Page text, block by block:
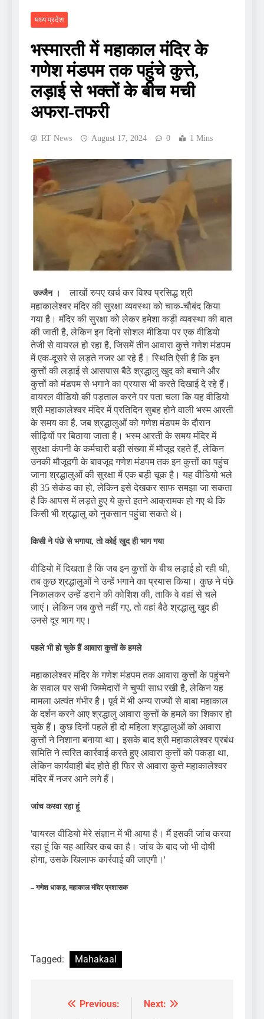
मध्य प्रदेश
भस्मारती में महाकाल मंदिर के
गणेश मंडपम तक पहुंचे कुत्ते,
लड़ाई से भक्तों के बीच मची
अफरा-तफरी
RT News August 17, 2024 0 1 Mins
उज्जैन ।
लाखों रुपए खर्च कर विश्व प्रसिद्ध श्री
महाकालेश्वर मंदिर की सुरक्षा व्यवस्था को चाक-चौबंद किया
गया है। मंदिर की सुरक्षा को लेकर हमेशा कड़ी व्यवस्था की बात
की जाती है, लेकिन इन दिनों सोशल मीडिया पर एक वीडियो
तेजी से वायरल हो रहा है, जिसमें तीन आवारा कुत्ते गणेश मंडपम
में एक-दूसरे से लड़ते नजर आ रहे हैं। स्थिति ऐसी है कि इन
कुत्तों की लड़ाई से आसपास बैठे श्रद्धालु खुद को बचाने और
कुत्तों को मंडपम से भगाने का प्रयास भी करते दिखाई दे रहे हैं।
वायरल वीडियो की पड़ताल करने पर पता चला कि यह वीडियो
श्री महाकालेश्वर मंदिर में प्रतिदिन सुबह होने वाली भस्म आरती
के समय का है, जब श्रद्धालुओं को गणेश मंडपम के दौरान
सीढ़ियों पर बिठाया जाता है। भस्म आरती के समय मंदिर में
सुरक्षा कंपनी के कर्मचारी बड़ी संख्या में मौजूद रहते हैं, लेकिन
उनकी मौजूदगी के बावजूद गणेश मंडपम तक इन कुत्तों का पहुंच
जाना श्रद्धालुओं की सुरक्षा में एक बड़ी चूक है। यह वीडियो भले
ही 35 सेकंड का हो, लेकिन इसे देखकर साफ समझा जा सकता
है कि आपस में लड़ते हुए ये कुत्ते इतने आक्रामक हो गए थे कि
किसी भी श्रद्धालु को नुकसान पहुंचा सकते थे।
किसी ने पंछे से भगाया, तो कोई खुद ही भाग गया
वीडियो में दिखता है कि जब इन कुत्तों के बीच लड़ाई हो रही थी,
तब कुछ श्रद्धालुओं ने उन्हें भगाने का प्रयास किया। कुछ ने पंछे
निकालकर उन्हें डराने की कोशिश की, ताकि वे वहां से चले
जाएं। लेकिन जब कुत्ते नहीं गए, तो वहां बैठे श्रद्धालु खुद ही
उनसे दूर भाग गए।
पहले भी हो चुके हैं आवारा कुत्तों के हमले
महाकालेश्वर मंदिर के गणेश मंडपम तक आवारा कुत्तों के पहुंचने
के सवाल पर सभी जिम्मेदारों ने चुप्पी साध रखी है, लेकिन यह
मामला अत्यंत गंभीर है। पूर्व में भी अन्य राज्यों से बाबा महाकाल
के दर्शन करने आए श्रद्धालु आवारा कुत्तों के हमले का शिकार हो
चुके हैं। कुछ दिनों पहले ही दो महिला श्रद्धालुओं को आवारा
कुत्तों ने निशाना बनाया था। इसके बाद श्री महाकालेश्वर प्रबंध
समिति ने त्वरित कार्रवाई करते हुए आवारा कुत्तों को पकड़ा था,
लेकिन कार्यवाही बंद होते ही फिर से आवारा कुत्ते महाकालेश्वर
मंदिर में नजर आने लगे हैं।
जांच करवा रहा हूं
'वायरल वीडियो मेरे संज्ञान में भी आया है। मैं इसकी जांच करवा
रहा हूं कि यह आखिर कब का है। जांच के बाद जो भी दोषी
होगा, उसके खिलाफ कार्रवाई की जाएगी।'
– गणेश धाकड़, महाकाल मंदिर प्रशासक
Tagged: Mahakaal
Post
Previous:
Next: